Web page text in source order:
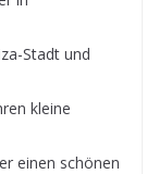
Stadt und
kleine
einen schönen